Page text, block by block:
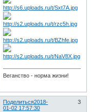
Веганство - норма жизни!
Поделиться 3
2018-
01-02 17:57:30